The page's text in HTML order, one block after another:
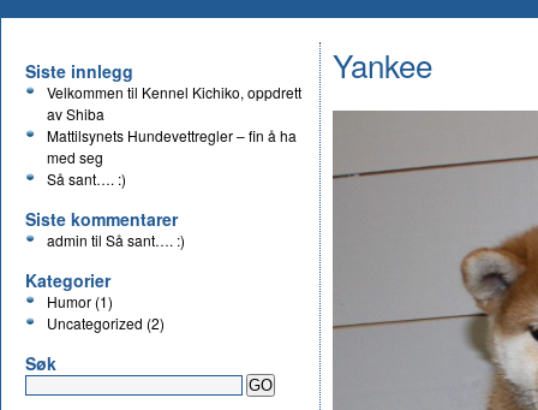
Yankee
Siste innlegg
Velkommen til Kennel Kichiko, oppdrett
av Shiba
Mattilsynets Hundevettregler – fin å ha
med seg
Så sant…. :)
Siste kommentarer
admin til Så sant…. :)
Kategorier
Humor (1)
Uncategorized (2)
Søk